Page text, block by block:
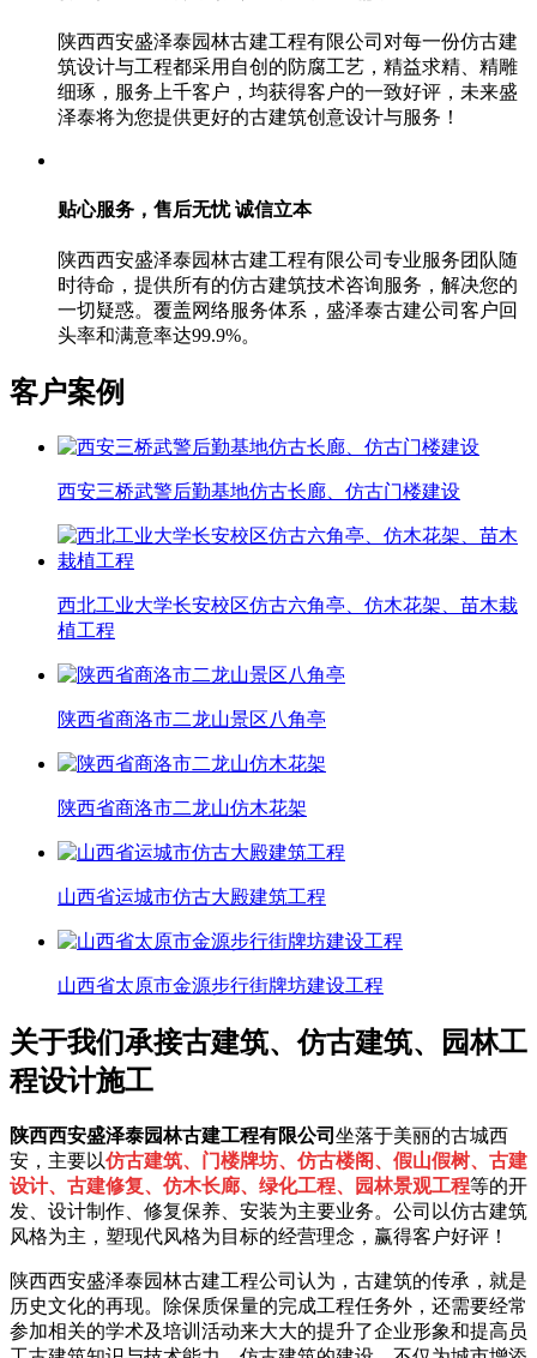
陕西西安盛泽泰园林古建工程有限公司对每一份仿古建
筑设计与工程都采用自创的防腐工艺，精益求精、精雕
细琢，服务上千客户，均获得客户的一致好评，未来盛
泽泰将为您提供更好的古建筑创意设计与服务！
贴心服务，售后无忧诚信立本
陕西西安盛泽泰园林古建工程有限公司专业服务团队随
时待命，提供所有的仿古建筑技术咨询服务，解决您的
一切疑惑。覆盖网络服务体系，盛泽泰古建公司客户回
头率和满意率达99.9%。
客户案例
西安三桥武警后勤基地仿古长廊、仿古门楼建设
西北工业大学长安校区仿古六角亭、仿木花架、苗木栽
植工程
陕西省商洛市二龙山景区八角亭
陕西省商洛市二龙山仿木花架
山西省运城市仿古大殿建筑工程
山西省太原市金源步行街牌坊建设工程
关于我们承接古建筑、仿古建筑、园林工
程设计施工
陕西西安盛泽泰园林古建工程有限公司 坐落于美丽的古城西
安，主要以仿古建筑、门楼牌坊、仿古楼阁、假山假树、古建
设计、古建修复、仿木长廊、绿化工程、园林景观工程等的开
发、设计制作、修复保养、安装为主要业务。公司以仿古建筑
风格为主，塑现代风格为目标的经营理念，赢得客户好评！
陕西西安盛泽泰园林古建工程公司认为，古建筑的传承，就是
历史文化的再现。除保质保量的完成工程任务外，还需要经常
参加相关的学术及培训活动来大大的提升了企业形象和提高员